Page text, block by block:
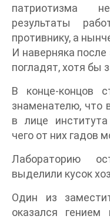
патриотизма
результаты
противнику, а
И наверняка после
погладят, хотя бы
В конце-концов
знаменателю, что
в лице
чего от них гадов
Лабораторию
выделили кусок
Один из
оказался гением